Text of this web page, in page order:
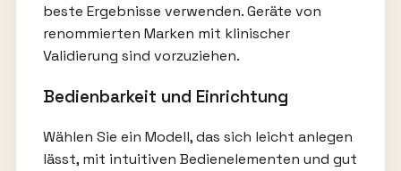
beste Ergebnisse verwenden. Geräte von
renommierten Marken mit klinischer
Validierung sind vorzuziehen.
Bedienbarkeit und Einrichtung
Wählen Sie ein Modell, das sich leicht anlegen
lässt, mit intuitiven Bedienelementen und gut